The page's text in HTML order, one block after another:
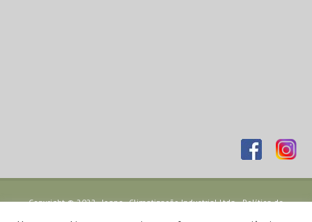
Copyright © 2022 - Joape - Climatização Industrial Ltda. -Política de